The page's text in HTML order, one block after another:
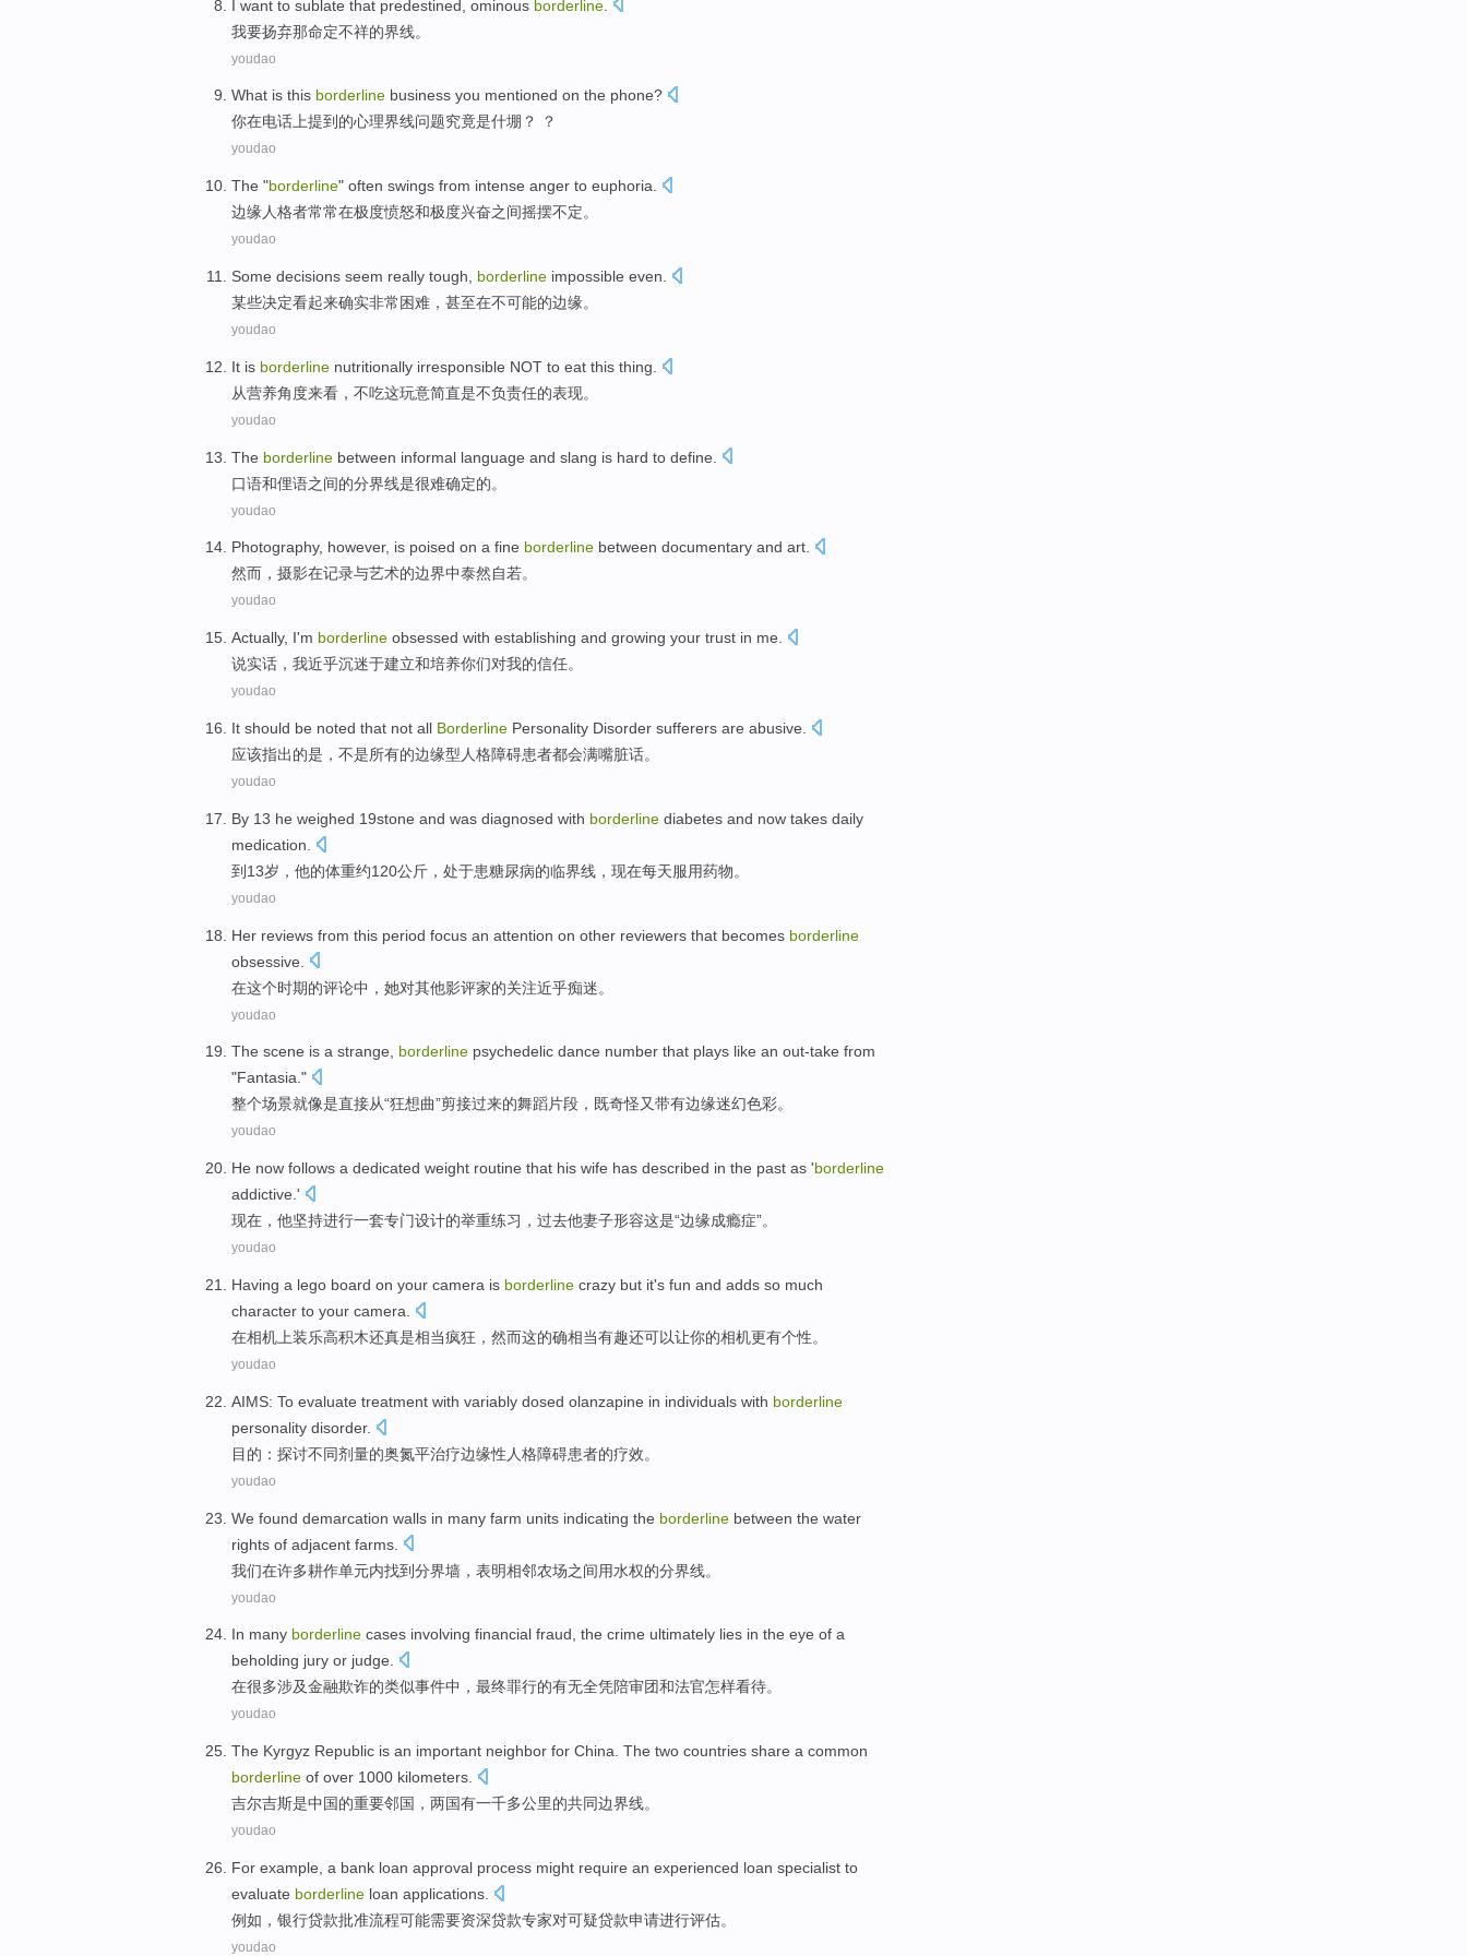
want to sublate that predestined ominous borderline
我要扬弃那命定不祥的界线。
youdao
What is this borderline business you mentioned on the phone?
你在电话上提到 的心理界线问题究竟是什堋 ？ ？
youdao
The "borderline" often swings from intense anger to euphoria
边缘人格者常常在极度愤怒和极度兴奋之间摇摆不定。
youdao
Some decisions seem really tough borderline impossible even
某些决定看起来确实非常 困难 ， 甚至在不可能的边缘。
youdao
It is borderline nutritionally irresponsible NOT to eat this thing.
从营养角度来看， 不吃这玩意简直是不负责任的表现。
youdao
The borderline between informal language and slang is hard to define
口语和俚语之间的分界线是很难确定的。
youdao
Photography, however, is poised on a fine borderline between documentary and art.
然而 ， 摄影在记录与艺术的边界中泰然自若。
youdao
Actually, I'm borderline obsessed with establishing and growing your trust in me
说实话 ， 我近乎沉迷于建立和培养你们对我的信任。
youdao
It should be noted that not all Borderline Personality Disorder sufferers are abusive
应该指出的是， 不是所有的边缘型 人格障碍患者都会满嘴脏话。
youdao
By 13 he weighed 19stone and was diagnosed with borderline diabetes and now takes daily
medication
到 13岁， 他的体重约120公斤，处于患糖尿病的临界线 ， 现在每天服用药物。
youdao
Her reviews from this period focus an attention on other reviewers that becomes borderline
obsessive
在这个时期的评论中， 她对其他影评家的关注近乎痴迷。
youdao
The scene is a strange, borderline psychedelic dance number that plays like an out-take from
"Fantasia."
整个场景就像是直接从“狂想曲”剪接过来的舞蹈片段，既奇怪又带有边缘迷幻色彩。
youdao
He now follows a dedicated weight routine that his wife has described in the past as 'borderline
addictive .'
现在 ， 他坚持进行一套专门设计的举重练习， 过去他妻子形容这是“边缘成瘾症”。
youdao
Having a lego board on your camera is borderline crazy but it's fun and adds so much
character to your camera
在相机 上装乐高积木还真是相当疯狂 ， 然而这的确相当有趣还可以让你的相机更有个性。
youdao
AIMS: To evaluate treatment with variably dosed olanzapine in individuals with borderline
personality disorder.
目的 ： 探讨不同剂量的奥氮平治疗边缘性 人格障碍患者的疗效。
youdao
We found demarcation walls in many farm units indicating the borderline between the water
rights of adjacent farms
我们在许多耕作单元内找到分界墙 ， 表明相邻农场之间用水权的分界线。
youdao
In many borderline cases involving financial fraud, the crime ultimately lies in the eye of a
beholding jury or judge.
在很多涉及金融欺诈的类似事件中， 最终罪行的有无全凭陪审团和法官怎样看待。
youdao
The Kyrgyz Republic is an important neighbor for China . The two countries share a common
borderline of over 1000 kilometers
吉尔吉斯是中国的重要邻国 ， 两国有一千多公里的共同边界线。
youdao
For example , a bank loan approval process might require an experienced loan specialist to
evaluate borderline loan applications
例如 ， 银行贷款批准流程可能需要资深贷款专家对可疑贷款申请进行评估。
youdao